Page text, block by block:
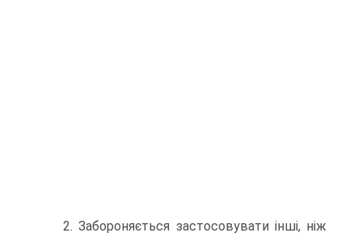
2. Забороняється застосовувати інші, ніж